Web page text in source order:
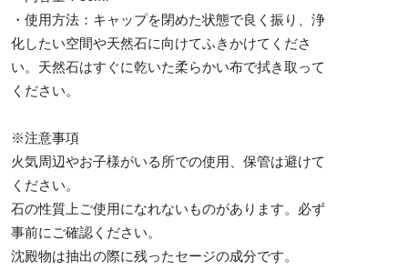
・使用方法：キャップを閉めた状態で良く振り、浄
化したい空間や天然石に向けてふきかけてくださ
い。天然石はすぐに乾いた柔らかい布で拭き取って
ください。
※注意事項
火気周辺やお子様がいる所での使用、保管は避けて
ください。
石の性質上ご使用になれないものがあります。必ず
事前にご確認ください。
沈殿物は抽出の際に残ったセージの成分です。